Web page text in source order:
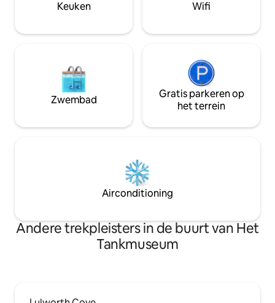
geweldige zonsopgangen en
Keuken Wifi
Zwembad
Gratis parkeren op
het terrein
Airconditioning
Andere trekpleisters in de buurt van Het
Tankmuseum